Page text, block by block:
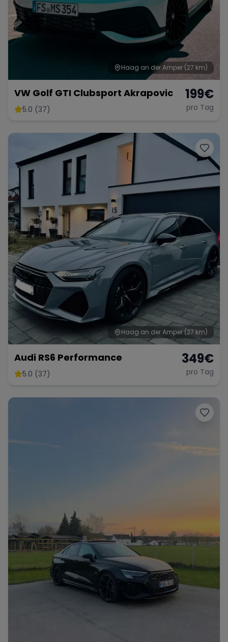
Haag an der Amper (27 km)
VW Golf GTI Clubsport Akrapovic
5.0 (37)
199€
pro Tag
Haag an der Amper (27 km)
Audi RS6 Performance
5.0 (37)
349€
pro Tag